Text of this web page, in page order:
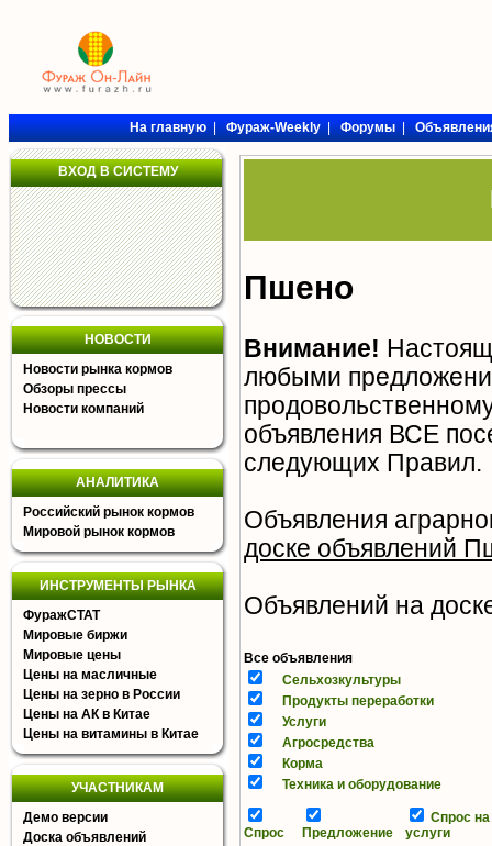
На главную|Фураж-Weekly|Форумы|
ВХОД В СИСТЕМУ
НОВОСТИ
Новости рынка кормов
Обзоры прессы
Новости компаний
АНАЛИТИКА
Российский рынок кормов
Мировой рынок кормов
ИНСТРУМЕНТЫ РЫНКА
ФуражСТАТ
Мировые биржи
Мировые цены
Цены на масличные
Цены на зерно в России
Цены на АК в Китае
Цены на витамины в Китае
УЧАСТНИКАМ
Демо версии
Доска объявлений
Пшено
Внимание!
любыми
объявления ВСЕ
следующих Правил.
Объявления
доске объявлений
Объявлений на
Все объявления
Сельхозкультуры
Продукты переработки
Услуги
Агросредства
Корма
Техника и оборудование
Спрос Предложение
Спрос на
услуги